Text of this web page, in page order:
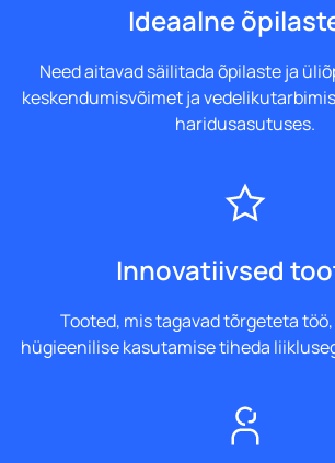
Ideaalne
Need aitavad säilitada õpilaste ja
keskendumisvõimet ja
haridusasutuses.
Innovatiivsed
Tooted, mis tagavad tõrgeteta
hügieenilise kasutamise tiheda